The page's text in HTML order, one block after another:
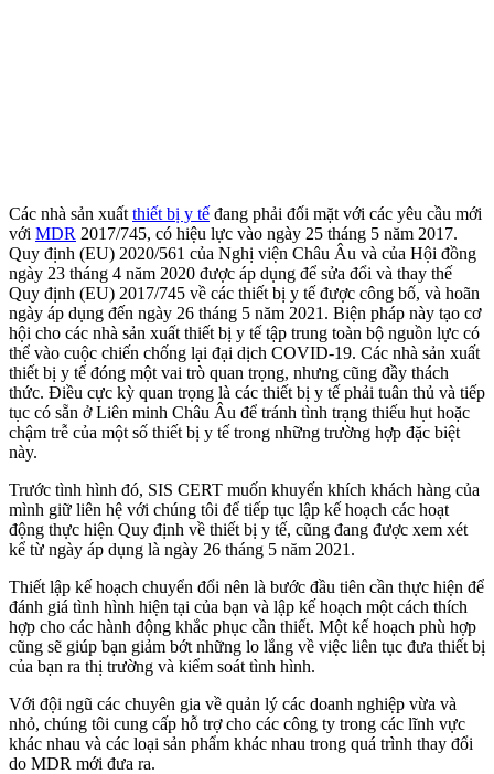
Các nhà sản xuất thiết bị y tế đang phải đối mặt với các yêu cầu mới
với MDR 2017/745, có hiệu lực vào ngày 25 tháng 5 năm 2017.
Quy định (EU) 2020/561 của Nghị viện Châu Âu và của Hội đồng
ngày 23 tháng 4 năm 2020 được áp dụng để sửa đổi và thay thế
Quy định (EU) 2017/745 về các thiết bị y tế được công bố, và hoãn
ngày áp dụng đến ngày 26 tháng 5 năm 2021. Biện pháp này tạo cơ
hội cho các nhà sản xuất thiết bị y tế tập trung toàn bộ nguồn lực có
thể vào cuộc chiến chống lại đại dịch COVID-19. Các nhà sản xuất
thiết bị y tế đóng một vai trò quan trọng, nhưng cũng đầy thách
thức. Điều cực kỳ quan trọng là các thiết bị y tế phải tuân thủ và tiếp
tục có sẵn ở Liên minh Châu Âu để tránh tình trạng thiếu hụt hoặc
chậm trễ của một số thiết bị y tế trong những trường hợp đặc biệt
này.
Trước tình hình đó, SIS CERT muốn khuyến khích khách hàng của
mình giữ liên hệ với chúng tôi để tiếp tục lập kế hoạch các hoạt
động thực hiện Quy định về thiết bị y tế, cũng đang được xem xét
kể từ ngày áp dụng là ngày 26 tháng 5 năm 2021.
Thiết lập kế hoạch chuyển đổi nên là bước đầu tiên cần thực hiện để
đánh giá tình hình hiện tại của bạn và lập kế hoạch một cách thích
hợp cho các hành động khắc phục cần thiết. Một kế hoạch phù hợp
cũng sẽ giúp bạn giảm bớt những lo lắng về việc liên tục đưa thiết bị
của bạn ra thị trường và kiểm soát tình hình.
Với đội ngũ các chuyên gia về quản lý các doanh nghiệp vừa và
nhỏ, chúng tôi cung cấp hỗ trợ cho các công ty trong các lĩnh vực
khác nhau và các loại sản phẩm khác nhau trong quá trình thay đổi
do MDR mới đưa ra.